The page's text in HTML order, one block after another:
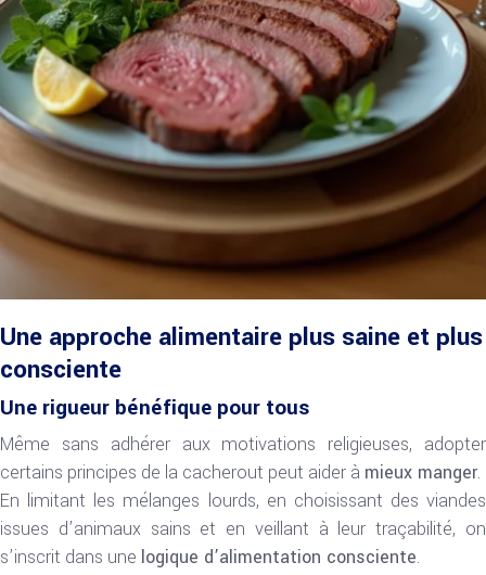
Une approche alimentaire plus saine et plus
consciente
Une rigueur bénéfique pour tous
Même sans adhérer aux motivations religieuses, adopter
certains principes de la cacherout peut aider à mieux manger.
En limitant les mélanges lourds, en choisissant des viandes
issues d’animaux sains et en veillant à leur traçabilité, on
s’inscrit dans une logique d’alimentation consciente.